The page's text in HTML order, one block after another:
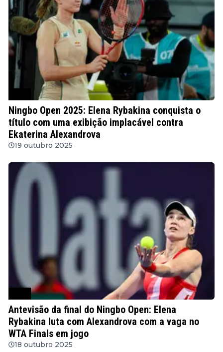
Ningbo Open 2025: Elena Rybakina conquista o
título com uma exibição implacável contra
Ekaterina Alexandrova
19 outubro 2025
Antevisão da final do Ningbo Open: Elena
Rybakina luta com Alexandrova com a vaga no
WTA Finals em jogo
18 outubro 2025